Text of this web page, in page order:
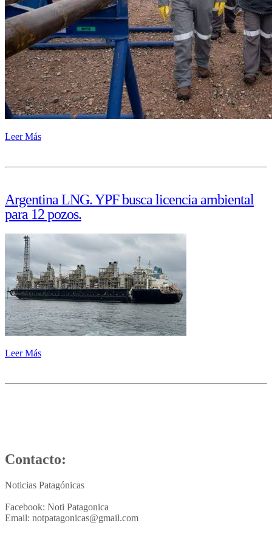
Leer Más
Argentina LNG. YPF busca licencia ambiental
para 12 pozos.
Leer Más
Contacto:
Noticias Patagónicas
Facebook: Noti Patagonica
Email: notpatagonicas@gmail.com